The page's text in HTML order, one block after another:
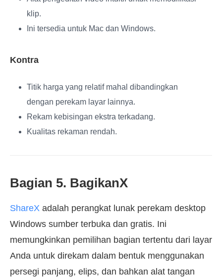
klip.
Ini tersedia untuk Mac dan Windows.
Kontra
Titik harga yang relatif mahal dibandingkan
dengan perekam layar lainnya.
Rekam kebisingan ekstra terkadang.
Kualitas rekaman rendah.
Bagian 5. BagikanX
ShareX adalah perangkat lunak perekam desktop
Windows sumber terbuka dan gratis. Ini
memungkinkan pemilihan bagian tertentu dari layar
Anda untuk direkam dalam bentuk menggunakan
persegi panjang, elips, dan bahkan alat tangan